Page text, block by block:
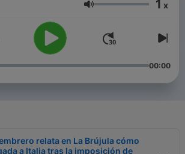
Volume 1 x
00:00
relata en La Brújula cómo
a Italia tras la imposición de